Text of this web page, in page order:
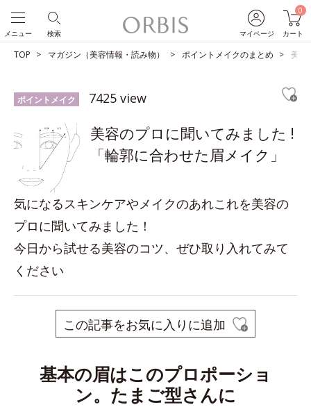
マイページ
0
カート
検索
メニュー
TOP マガジン（美容情報・読み物） ポイントメイクのまとめ 美容
ポイントメイク 7425 view
美容のプロに聞いてみました !
「輪郭に合わせた眉メイク」
気になるスキンケアやメイクのあれこれを美容の
プロに聞いてみました！
今日から試せる美容のコツ、ぜひ取り入れてみて
ください
この記事をお気に入りに追加
基本の眉はこのプロポーショ
ン。たまご型さんに